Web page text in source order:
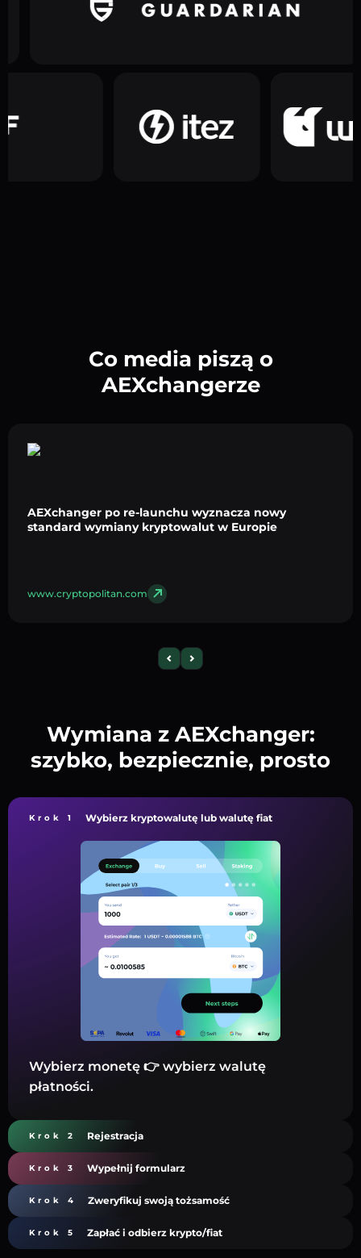
Co media piszą o
AEXchangerze
AEXchanger po re-launchu wyznacza nowy
standard wymiany kryptowalut w Europie
www.cryptopolitan.com
Wymiana z AEXchanger:
szybko, bezpiecznie, prosto
Krok 1 Wybierz kryptowalutę lub walutę fiat
Wybierz monetę 👉 wybierz walutę
płatności.
Krok 2 Rejestracja
Krok 3 Wypełnij formularz
Krok 4 Zweryfikuj swoją tożsamość
Krok 5 Zapłać i odbierz krypto/fiat